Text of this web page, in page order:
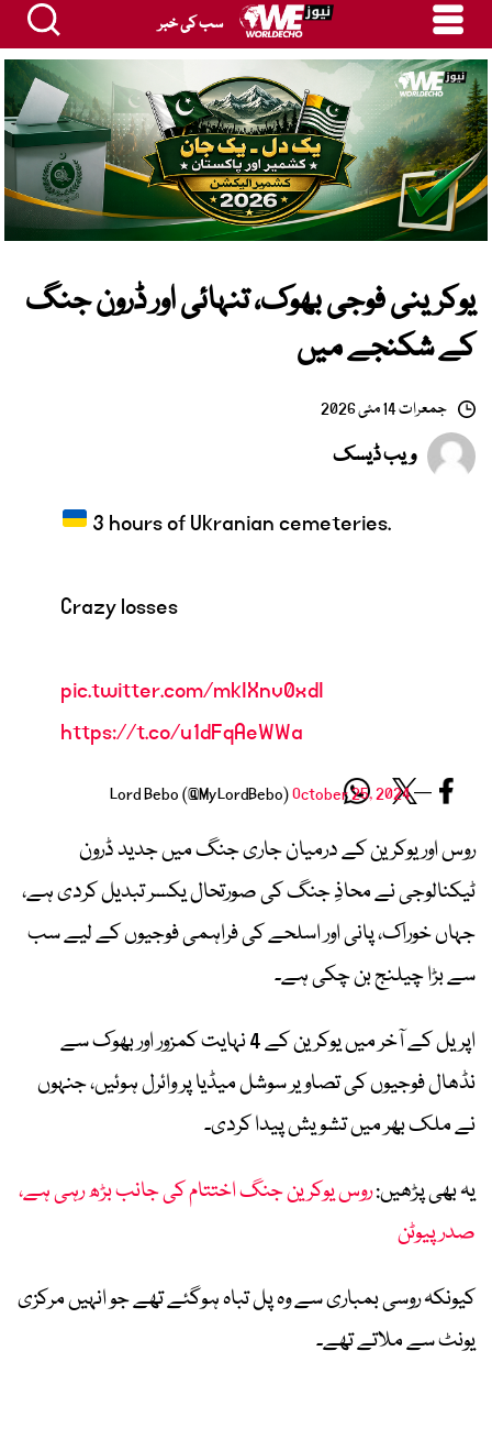
سب کی خبر
یوکرینی فوجی بھوک، تنہائی اور ڈرون جنگ
کے شکنجے میں
جمعرات 14 مئی 2026
ویب ڈیسک
3 hours of Ukranian cemeteries.
Crazy losses
pic.twitter.com/mkIXnv0xdI
https://t.co/u1dFqAeWWa
— Lord Bebo (@MyLordBebo)
October 25, 2024
روس اور یوکرین کے درمیان جاری جنگ میں جدید ڈرون
ٹیکنالوجی نے محاذِ جنگ کی صورتحال یکسر تبدیل کردی ہے،
جہاں خوراک، پانی اور اسلحے کی فراہمی فوجیوں کے لیے سب
سے بڑا چیلنج بن چکی ہے۔
اپریل کے آخر میں یوکرین کے 4 نہایت کمزور اور بھوک سے
نڈھال فوجیوں کی تصاویر سوشل میڈیا پر وائرل ہوئیں، جنہوں
نے ملک بھر میں تشویش پیدا کردی۔
یہ بھی پڑھیں:روس یوکرین جنگ اختتام کی جانب بڑھ رہی ہے،
صدر پیوٹن
کیونکہ روسی بمباری سے وہ پل تباہ ہوگئے تھے جو انہیں مرکزی
یونٹ سے ملاتے تھے۔